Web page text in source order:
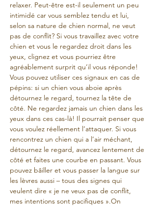
relaxer. Peut-être est-il seulement un peu
intimidé car vous semblez tendu et lui,
selon sa nature de chien normal, ne veut
pas de conflit? Si vous travaillez avec votre
chien et vous le regardez droit dans les
yeux, clignez et vous pourriez être
agréablement surprit qu’il vous réponde!
Vous pouvez utiliser ces signaux en cas de
pépins: si un chien vous aboie après
détournez le regard, tournez la tête de
côté. Ne regardez jamais un chien dans les
yeux dans ces cas-là! Il pourrait penser que
vous voulez réellement l’attaquer. Si vous
rencontrez un chien qui a l’air méchant,
détournez le regard, avancez lentement de
côté et faites une courbe en passant. Vous
pouvez bâiller et vous passer la langue sur
les lèvres aussi – tous des signes qui
veulent dire « je ne veux pas de conflit,
mes intentions sont pacifiques ».On